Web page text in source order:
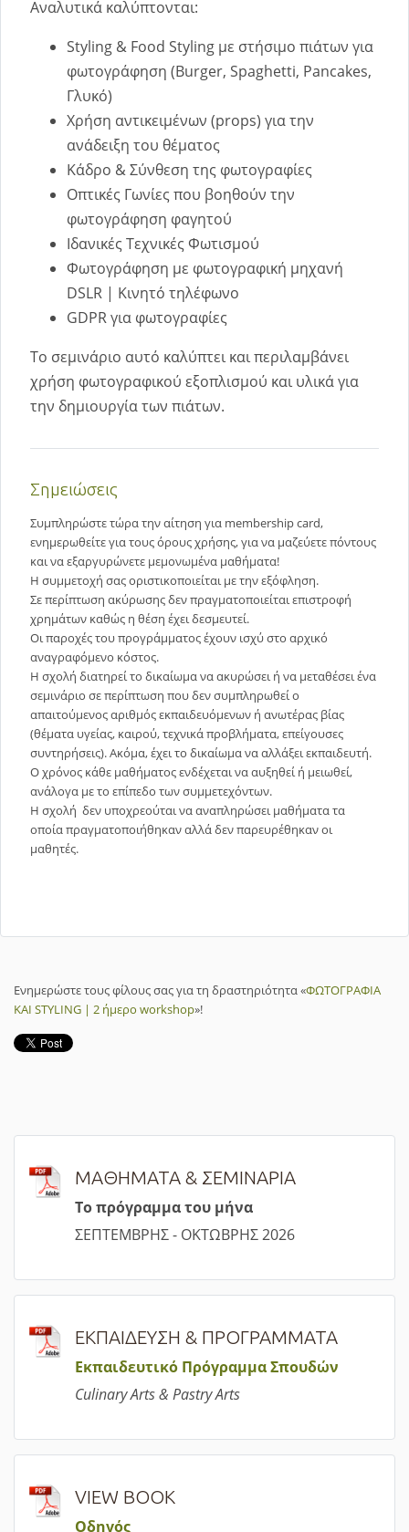
Αναλυτικά καλύπτονται:
Styling & Food Styling με στήσιμο πιάτων για
φωτογράφηση (Burger, Spaghetti, Pancakes,
Γλυκό)
Χρήση αντικειμένων (props) για την
ανάδειξη του θέματος
Κάδρο & Σύνθεση της φωτογραφίες
Οπτικές Γωνίες που βοηθούν την
φωτογράφηση φαγητού
Ιδανικές Τεχνικές Φωτισμού
Φωτογράφηση με φωτογραφική μηχανή
DSLR | Κινητό τηλέφωνο
GDPR για φωτογραφίες
Το σεμινάριο αυτό καλύπτει και περιλαμβάνει
χρήση φωτογραφικού εξοπλισμού και υλικά για
την δημιουργία των πιάτων.
Σημειώσεις
Συμπληρώστε τώρα την αίτηση για membership card,
ενημερωθείτε για τους όρους χρήσης, για να μαζεύετε πόντους
και να εξαργυρώνετε μεμονωμένα μαθήματα!
Η συμμετοχή σας οριστικοποιείται με την εξόφληση.
Σε περίπτωση ακύρωσης δεν πραγματοποιείται επιστροφή
χρημάτων καθώς η θέση έχει δεσμευτεί.
Οι παροχές του προγράμματος έχουν ισχύ στο αρχικό
αναγραφόμενο κόστος.
Η σχολή διατηρεί το δικαίωμα να ακυρώσει ή να μεταθέσει ένα
σεμινάριο σε περίπτωση που δεν συμπληρωθεί ο
απαιτούμενος αριθμός εκπαιδευόμενων ή ανωτέρας βίας
(θέματα υγείας, καιρού, τεχνικά προβλήματα, επείγουσες
συντηρήσεις). Ακόμα, έχει το δικαίωμα να αλλάξει εκπαιδευτή.
Ο χρόνος κάθε μαθήματος ενδέχεται να αυξηθεί ή μειωθεί,
ανάλογα με το επίπεδο των συμμετεχόντων.
Η σχολή δεν υποχρεούται να αναπληρώσει μαθήματα τα
οποία πραγματοποιήθηκαν αλλά δεν παρευρέθηκαν οι
μαθητές.
Ενημερώστε τους φίλους σας για τη δραστηριότητα «ΦΩΤΟΓΡΑΦΙΑ
ΚΑΙ STYLING | 2 ήμερο workshop»!
ΜΑΘΗΜΑΤΑ & ΣΕΜΙΝΑΡΙΑ
Το πρόγραμμα του μήνα
ΣΕΠΤΕΜΒΡΗΣ - ΟΚΤΩΒΡΗΣ 2026
ΕΚΠΑΙΔΕΥΣΗ & ΠΡΟΓΡΑΜΜΑΤΑ
Εκπαιδευτικό Πρόγραμμα Σπουδών
Culinary Arts & Pastry Arts
VIEW BOOK
Οδηγός